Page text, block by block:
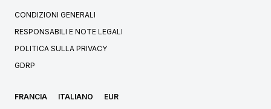
CONDIZIONI GENERALI
RESPONSABILI E NOTE LEGALI
POLITICA SULLA PRIVACY
GDRP
FRANCIA ITALIANO EUR